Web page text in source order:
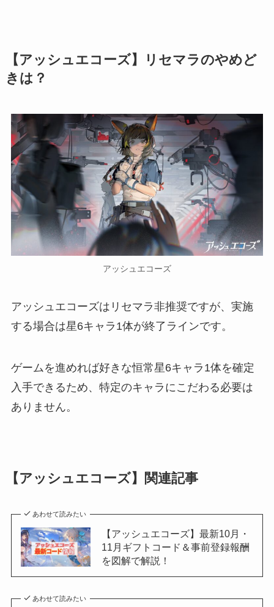
【アッシュエコーズ】リセマラのやめど
きは？
アッシュエコーズ
アッシュエコーズはリセマラ非推奨ですが、実施
する場合は星6キャラ1体が終了ラインです。
ゲームを進めれば好きな恒常星6キャラ1体を確定
入手できるため、特定のキャラにこだわる必要は
ありません。
【アッシュエコーズ】関連記事
あわせて読みたい
【アッシュエコーズ】最新10月・
11月ギフトコード＆事前登録報酬
を図解で解説！
あわせて読みたい